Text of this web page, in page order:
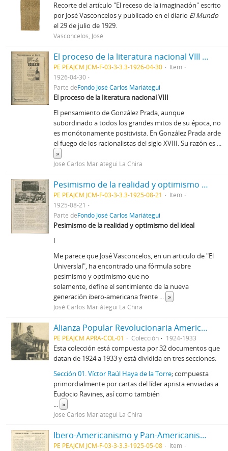
Recorte del artículo "El receso de la imaginación" escrito
por José Vasconcelos y publicado en el diario El Mundo
el 29 de julio de 1929.
Vasconcelos, José
El proceso de la literatura nacional VIII [Recorte de prensa]
PE PEAJCM JCM-F-03-3-3.3-1926-04-30
Item
1926-04-30
Parte deFondo José Carlos Mariátegui
El proceso de la literatura nacional VIII
El pensamiento de González Prada, aunque
subordinado a todos los grandes mitos de su época, no
es monótonamente positivista. En González Prada arde
el fuego de los racionalistas del siglo XVIII. Su razón es ...
»
José Carlos Mariátegui La Chira
Pesimismo de la realidad y optimismo del ideal [Recorte de prensa]
PE PEAJCM JCM-F-03-3-3.3-1925-08-21
Item
1925-08-21
Parte deFondo José Carlos Mariátegui
Pesimismo de la realidad y optimismo del ideal
I
Me parece que José Vasconcelos, en un articulo de "El
Universlal", ha encontrado una fórmula sobre
pesimismo y optimismo que no
solamente, define el sentimiento de la nueva
generación ibero-americana frente ... »
José Carlos Mariátegui La Chira
Alianza Popular Revolucionaria Americana-APRA (Colección)
PE PEAJCM APRA-COL-01 Colección 1924-1933
Esta colección está compuesta por 32 documentos que
datan de 1924 a 1933 y está dividida en tres secciones:
Sección 01. Víctor Raúl Haya de la Torre; compuesta
primordialmente por cartas del líder aprista enviadas a
Eudocio Ravines, así como también
... »
José Carlos Mariátegui La Chira
Ibero-Americanismo y Pan-Americanismo [Recorte de Prensa]
PE PEAJCM JCM-F-03-3-3.3-1925-05-08
Item